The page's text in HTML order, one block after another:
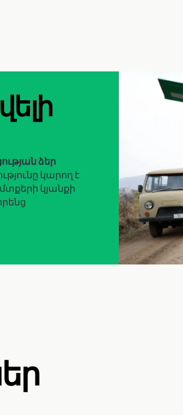
ձեր
կարող է
կյանքի